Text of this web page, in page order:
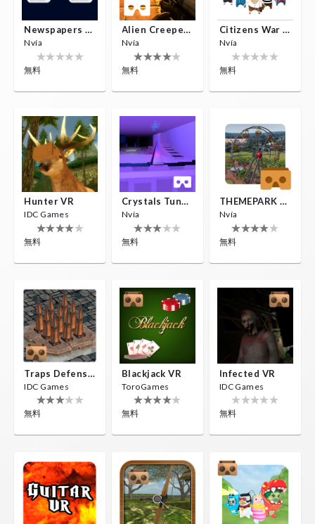
Newspapers Spain VR
Nvía
無料
Alien Creepers VR
Nvía
無料
Citizens War VR
Nvía
無料
Hunter VR
IDC Games
無料
Crystals Tunnel VR
Nvía
無料
THEMEPARK VR
Nvía
無料
Traps Defense VR
IDC Games
無料
Blackjack VR
ToroGames
無料
Infected VR
IDC Games
無料